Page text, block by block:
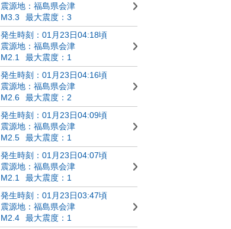
震源地：福島県会津
M3.3
最大震度：3
発生時刻：01月23日04:18頃
震源地：福島県会津
M2.1
最大震度：1
発生時刻：01月23日04:16頃
震源地：福島県会津
M2.6
最大震度：2
発生時刻：01月23日04:09頃
震源地：福島県会津
M2.5
最大震度：1
発生時刻：01月23日04:07頃
震源地：福島県会津
M2.1
最大震度：1
発生時刻：01月23日03:47頃
震源地：福島県会津
M2.4
最大震度：1